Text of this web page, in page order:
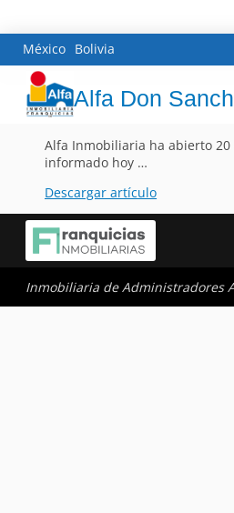
México Bolivia
Alfa Don
Alfa Inmobiliaria ha abierto 20
informado hoy …
Descargar artículo
Inmobiliaria de Administradores